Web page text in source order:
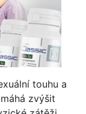
touhu a
zvýšit